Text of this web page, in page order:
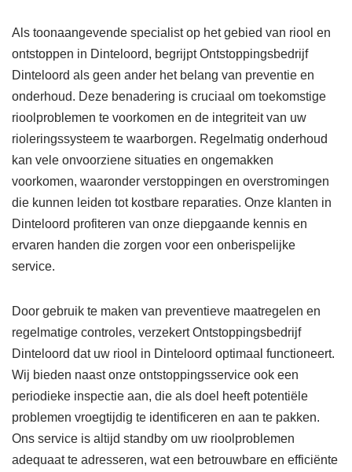
Als toonaangevende specialist op het gebied van riool en
ontstoppen in Dinteloord, begrijpt Ontstoppingsbedrijf
Dinteloord als geen ander het belang van preventie en
onderhoud. Deze benadering is cruciaal om toekomstige
rioolproblemen te voorkomen en de integriteit van uw
rioleringssysteem te waarborgen. Regelmatig onderhoud
kan vele onvoorziene situaties en ongemakken
voorkomen, waaronder verstoppingen en overstromingen
die kunnen leiden tot kostbare reparaties. Onze klanten in
Dinteloord profiteren van onze diepgaande kennis en
ervaren handen die zorgen voor een onberispelijke
service.
Door gebruik te maken van preventieve maatregelen en
regelmatige controles, verzekert Ontstoppingsbedrijf
Dinteloord dat uw riool in Dinteloord optimaal functioneert.
Wij bieden naast onze ontstoppingsservice ook een
periodieke inspectie aan, die als doel heeft potentiële
problemen vroegtijdig te identificeren en aan te pakken.
Ons service is altijd standby om uw rioolproblemen
adequaat te adresseren, wat een betrouwbare en efficiënte